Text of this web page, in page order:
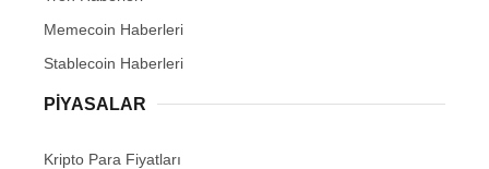
Memecoin Haberleri
Stablecoin Haberleri
PIYASALAR
Kripto Para Fiyatları